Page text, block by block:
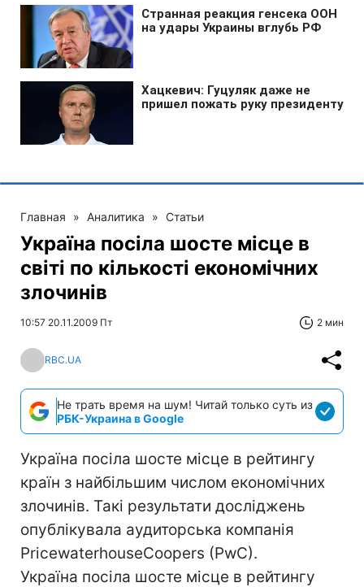
Главная » Аналитика » Статьи
Україна посіла шосте місце в
світі по кількості економічних
злочинів
10:57 20.11.2009 Пт 2 мин
RBC.UA
Не трать время на шум! Читай только суть из
РБК-Украина в Google
Україна посіла шосте місце в рейтингу
країн з найбільшим числом економічних
злочинів. Такі результати досліджень
опублікувала аудиторська компанія
PricewaterhouseCoopers (PwC).
Україна посіла шосте місце в рейтингу